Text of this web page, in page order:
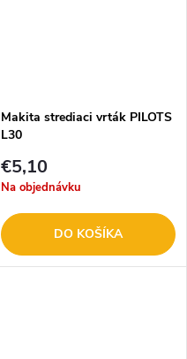
Makita strediaci vrták PILOTS
L30
€5,10
Na objednávku
DO KOŠÍKA